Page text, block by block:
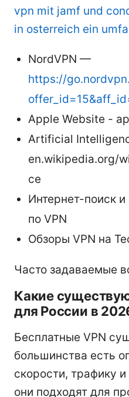
vpn mit jamf und
in osterreich ein
NordVPN —
https://
Apple Website -
Artificial
en.wikipedia.org/
ce
Интернет-поиск
по VPN
Обзоры VPN на
Часто задаваемые
Какие
для России в
Бесплатные VPN
большинства есть
скорости, трафику
они подходят для